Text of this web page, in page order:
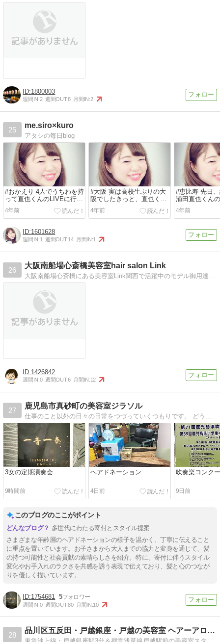
1800003
週間IN:2 週間OUT:8 月間IN:2
25
me.siro×kuro
アタシの毎日blog
#おかえり 4人でうちわを持
って直也くんのLIVEに行く
こともいくことの楽しみで
ある今...
4年前
#大阪 実は高校生ぶりの大
阪でしたきっと、直也くん
遠征はこれが最初で最後な
気がするんだ...
4年前
#恵比寿 先日
浦田直也くん
てきましたど
を待ち...
4年前
1601628
週間IN:1 週間OUT:14 月間IN:1
26
大阪南船場心斎橋美容室hair salon Link
1426842
週間IN:0 週間OUT:6 月間IN:12
27
鹿児島市真砂町の美容室ジラソル
3女の定期演奏会
9時間前
ヘアドネーション
4日前
吹奏楽コンク
9日前
このブログのここがポイント
多世代にわたる寄付とスタイル提案
さまざまな年齢層のヘアドネーションの様子を温かく、丁寧に伝えること
に重点を置いています。お子さまから大人までの協力と変身を通じて、髪
の持つ可能性と社会貢献の素晴らしさを紹介。特に、寄付に伴うスタイル
変化やお手入れのラクさを共感を誘う表現で伝えており、髪と心のつなが
りを優しく描いています。
1754681 5
週間IN:0 週間OUT:80 月間IN:10
28
品川区五反田・戸越銀座・戸越の美容室 ヘアーアロアロ